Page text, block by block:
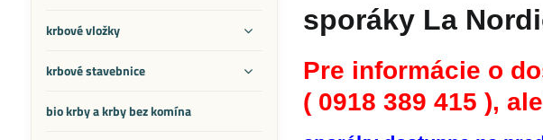
sporáky La
Pre informácie o
( 0918 389 415 ),
krbové vložky
krbové stavebnice
bio krby a krby bez komína